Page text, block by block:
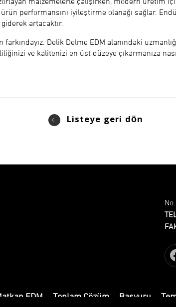
performansını iyileştirme olanağı sağlar.
artacaktır.
Delik Delme EDM alanındaki
ve kalitenizi en üst düzeye çıkarmanıza
Listeye geri dön
TEL
EDM Toplam Çözüm Başvuru